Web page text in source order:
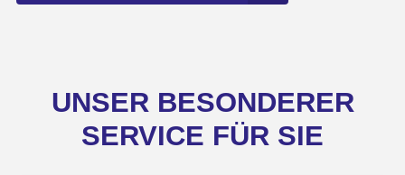
UNSER BESONDERER
SERVICE FÜR SIE